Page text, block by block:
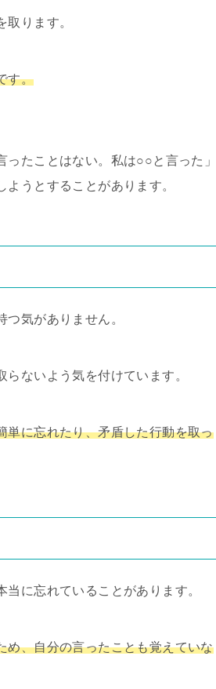
ります。
す。
ったことはない。私は○○と言った
うとすることがあります。
気がありません。
ないよう気を付けています。
単に忘れたり、矛盾した行動を取っ
に忘れていることがあります。
め、自分の言ったことも覚えていな